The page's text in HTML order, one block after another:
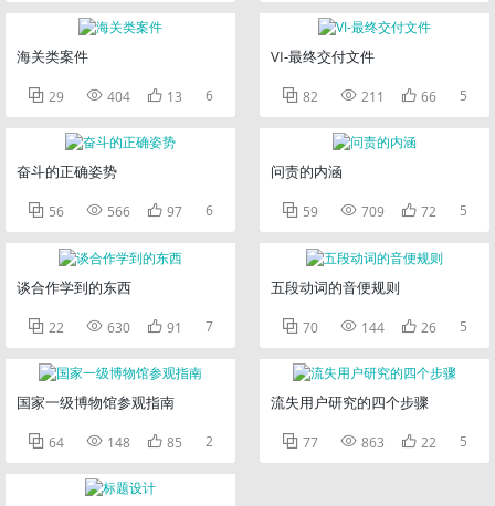
海关类案件
 29  404  13 6
奋斗的正确姿势
 56  566  97 6
谈合作学到的东西
 22  630  91 7
国家一级博物馆参观指南
 64  148  85 2
VI-最终交付文件
 82  211  66 5
问责的内涵
 59  709  72 5
五段动词的音便规则
 70  144  26 5
流失用户研究的四个步骤
 77  863  22 5